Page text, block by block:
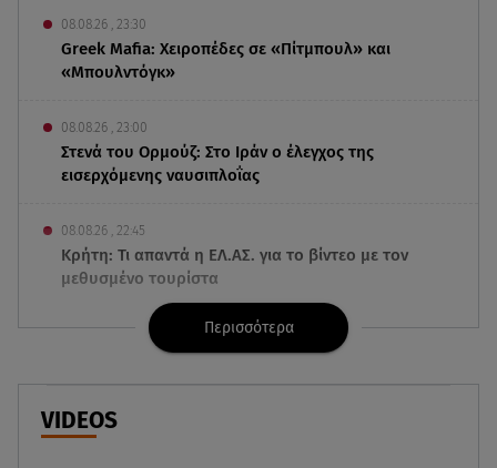
08.08.26 , 23:30
Greek Mafia: Χειροπέδες σε «Πίτμπουλ» και
«Μπουλντόγκ»
08.08.26 , 23:00
Στενά του Ορμούζ: Στο Ιράν ο έλεγχος της
εισερχόμενης ναυσιπλοΐας
08.08.26 , 22:45
Κρήτη: Τι απαντά η ΕΛ.ΑΣ. για το βίντεο με τον
μεθυσμένο τουρίστα
08.08.26 , 22:33
Αλεξανδρούπολη: Ανασύρθηκε χωρίς τις
αισθήσεις του ηλικιωμένος από πηγάδι
08.08.26 , 22:15
Περισσότερα
VIDEOS